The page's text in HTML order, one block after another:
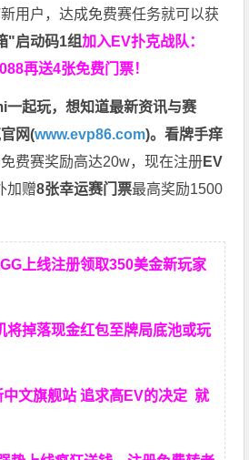
用户，达成免费赛任务就可以获
"启动码1组加入EV扑克战队：
再送4张免费门票！
一起玩，想知道最新资讯与赛
网(www.evp86.com)。看牌手痒
费赛奖励高达20w，现在注册EV
加赠8张幸运赛门票最高奖励1500
上线注册领取350美金新玩家
将掉落现金红包至牌局底池或玩
中文旗舰站 追求高EV的决定就